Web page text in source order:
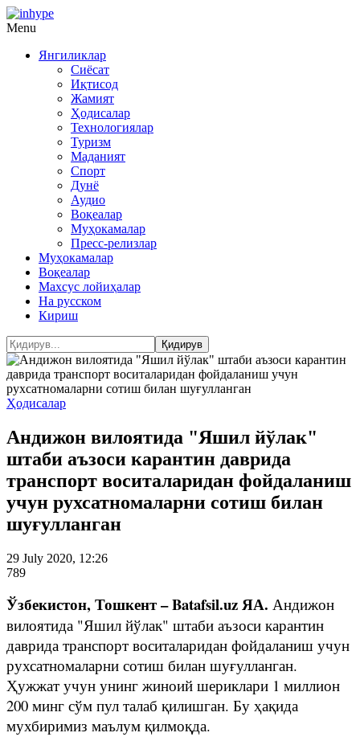
Menu
Янгиликлар
Сиёсат
Иқтисод
Жамият
Ҳодисалар
Технологиялар
Туризм
Маданият
Спорт
Дунё
Аудио
Воқеалар
Муҳокамалар
Пресс-релизлар
Муҳокамалар
Воқеалар
Махсус лойиҳалар
На русском
Кириш
Ҳодисалар
Андижон вилоятида "Яшил йўлак"
штаби аъзоси карантин даврида
транспорт воситаларидан фойдаланиш
учун рухсатномаларни сотиш билан
шуғулланган
29 July 2020, 12:26
789
Ўзбекистон, Тошкент – Batafsil.uz ЯА. Андижон
вилоятида "Яшил йўлак" штаби аъзоси карантин
даврида транспорт воситаларидан фойдаланиш учун
рухсатномаларни сотиш билан шуғулланган.
Ҳужжат учун унинг жиноий шериклари 1 миллион
200 минг сўм пул талаб қилишган. Бу ҳақида
мухбиримиз маълум қилмоқда.